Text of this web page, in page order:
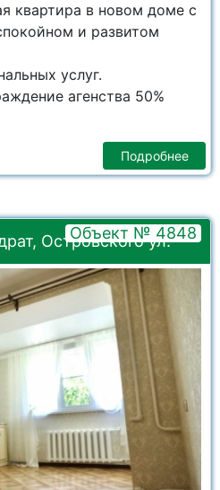
квартира в новом доме с
и развитом
услуг.
агенства 50%
Подробнее
Островского ул.
Объект № 4848